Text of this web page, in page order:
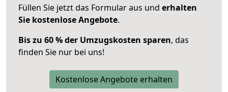
Füllen Sie jetzt das Formular aus und erhalten
Sie kostenlose Angebote.
Bis zu 60 % der Umzugskosten sparen, das
finden Sie nur bei uns!
Kostenlose Angebote erhalten